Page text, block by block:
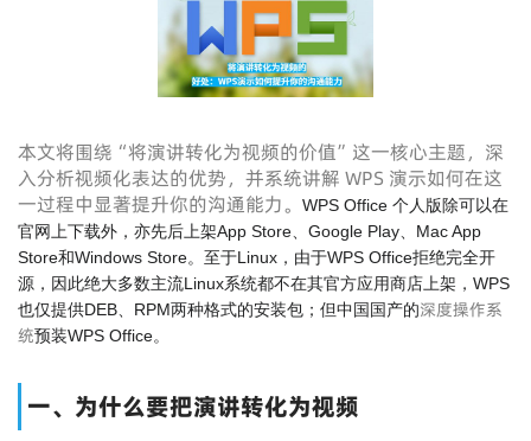
本文将围绕“将演讲转化为视频的价值”这一核心主题，深
入分析视频化表达的优势，并系统讲解 WPS 演示如何在这
一过程中显著提升你的沟通能力。
WPS Office 个人版除可以在
官网上下载外，亦先后上架App Store、Google Play、Mac App
Store和Windows Store。至于Linux，由于WPS Office拒绝完全开
源，因此绝大多数主流Linux系统都不在其官方应用商店上架，WPS
也仅提供DEB、RPM两种格式的安装包；但中国国产的深度操作系
统预装WPS Office。
一、为什么要把演讲转化为视频